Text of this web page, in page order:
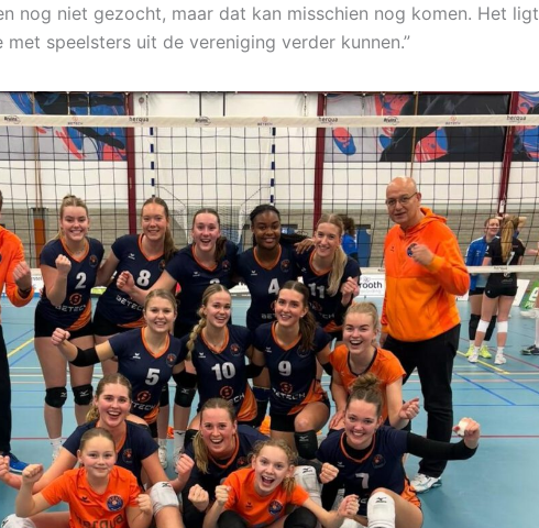
nog niet gezocht, maar dat kan misschien nog komen. Het ligt
speelsters uit de vereniging verder kunnen.”